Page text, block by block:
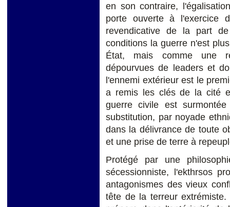
en son contraire,
porte ouverte à l'exercice
revendicative de la part
conditions la guerre n'est
État, mais comme une
dépourvues de leaders et
l'ennemi extérieur est le
a remis les clés de la cité
guerre civile est
substitution, par noyade
dans la délivrance de toute
et une prise de terre à
Protégé par une
sécessionniste, l'ekthrsos
antagonismes des vieux
tête de la terreur